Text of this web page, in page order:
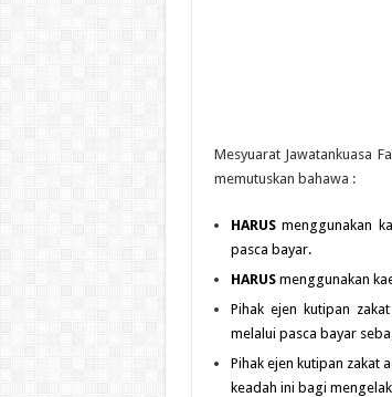
Mesyuarat Jawatankuasa
memutuskan bahawa :
HARUSmenggunakan
pasca bayar.
HARUSmenggunakan
Pihak ejen kutipan
melalui pasca bayar
Pihak ejen kutipan zakat
keadah ini bagi